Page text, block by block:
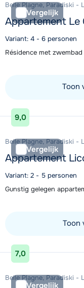
Vergelijk
Belle Plagne, Paradiski -
Appartement Le
Variant: 4 - 6 personen
Résidence met
Toon
Bekijk accommodatie
9,0
Vergelijk
Belle Plagne, Paradiski -
Appartement
Variant: 2 - 5 personen
Gunstig gelegen
Toon
Bekijk accommodatie
7,0
Vergelijk
Belle Plagne, Paradiski -